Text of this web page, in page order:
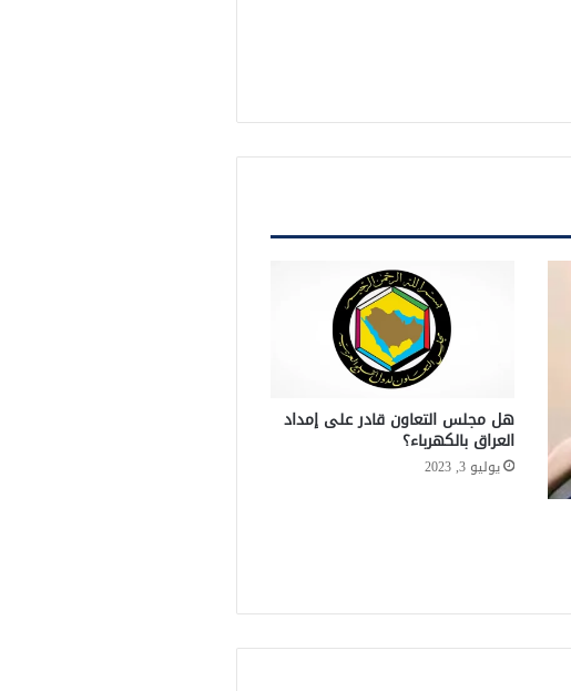
هل مجلس التعاون قادر على إمداد
العراق بالكهرباء؟
يوليو 3, 2023